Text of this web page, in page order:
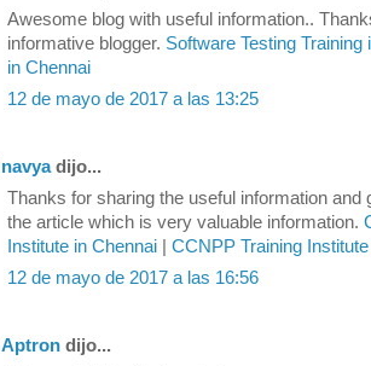
Awesome blog with useful information..
informative blogger. Software Testing Training
in Chennai
12 de mayo de 2017 a las 13:25
navyadijo...
Thanks for sharing the useful information and
the article which is very valuable information.
Institute in Chennai
CCNPP Training
12 de mayo de 2017 a las 16:56
Aptron dijo...